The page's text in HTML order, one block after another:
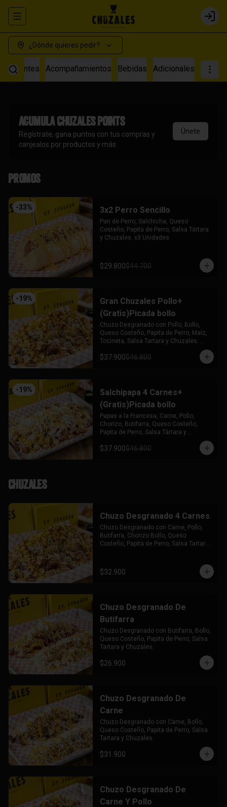
Abrir menu de navegación Login
¿Dónde quieres pedir?
Calientes Acompañamientos Bebidas Adicionales
AcumulaChuzales Points
Regístrate, gana puntos con tus compras y
canjealos por productos y más
Únete
Promos
-33% 3x2 Perro Sencillo
Pan de Perro, Salchicha, Queso
Costeño, Papita de Perro, Salsa Tártara
y Chuzales. x3 Unidades
$29.800$44.700
-19%
Gran Chuzales Pollo+
(Gratis)Picada bollo
Chuzo Desgranado con Pollo, Bollo,
Queso Costeño, Papita de Perro, Maiz,
Tocineta, Salsa Tartara y Chuzales.
Acompañado de una Picada de Bollo
(Gratis)
$37.900$46.800
-19%
Salchipapa 4 Carnes+
(Gratis)Picada bollo
Papas a la Francesa, Carne, Pollo,
Chorizo, Butifarra, Queso Costeño,
Papita de Perro, Salsa Tártara y
Chúzales. Acompañado de una Picada
de Bollo (Gratis)
$37.900$46.800
Chuzales
Chuzo Desgranado 4 Carnes
Chuzo Desgranado con Carne, Pollo,
Butifarra, Chorizo Bollo, Queso
Costeño, Papita de Perro, Salsa Tartara
$32.900
Chuzo Desgranado De
Butifarra
Chuzo Desgranado con Butifarra, Bollo,
Queso Costeño, Papita de Perro, Salsa
Tartara y Chuzales.
$26.900
Chuzo Desgranado De
Carne
Chuzo Desgranado con Carne, Bollo,
Queso Costeño, Papita de Perro, Salsa
Tartara y Chuzales.
$31.900
Chuzo Desgranado De
Carne Y Pollo